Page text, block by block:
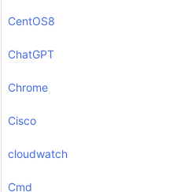
CentOS8
ChatGPT
Chrome
Cisco
cloudwatch
Cmd